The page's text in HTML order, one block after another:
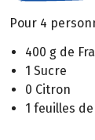
Pour 4
400 g de
1 Sucre
0 Citron
1 feuilles